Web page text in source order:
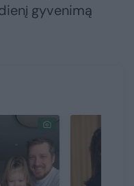
gyvenimą